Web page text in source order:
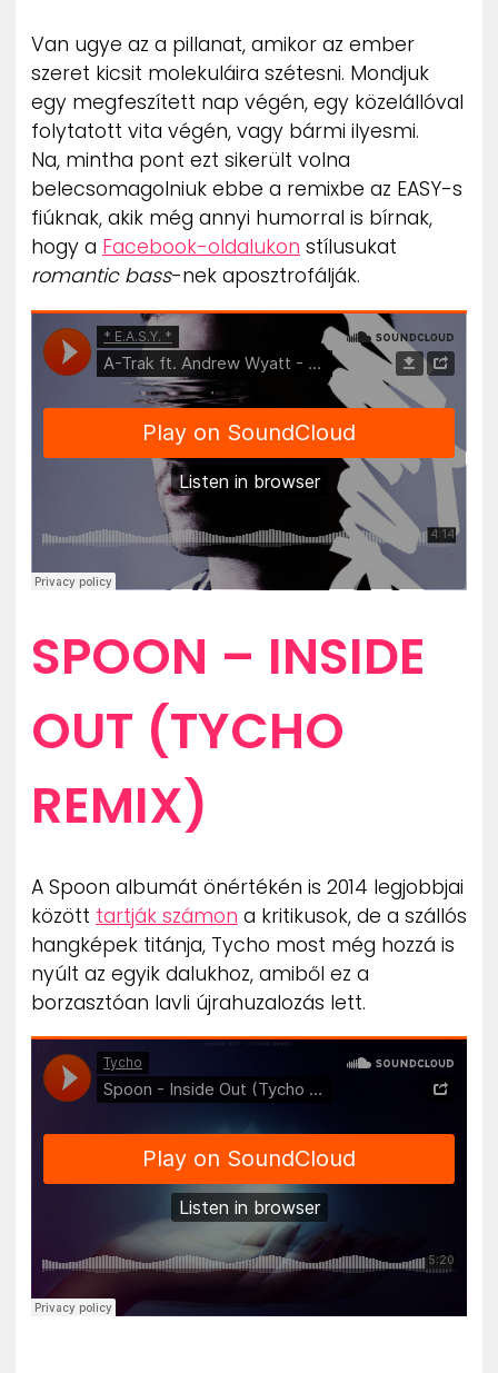
Van ugye az a pillanat, amikor az ember
szeret kicsit molekuláira szétesni. Mondjuk
egy megfeszített nap végén, egy közelállóval
folytatott vita végén, vagy bármi ilyesmi.
Na, mintha pont ezt sikerült volna
belecsomagolniuk ebbe a remixbe az EASY-s
fiúknak, akik még annyi humorral is bírnak,
hogy a Facebook-oldalukon stílusukat
romantic bass-nek aposztrofálják.
SPOON – INSIDE
OUT (TYCHO
REMIX)
A Spoon albumát önértékén is 2014 legjobbjai
között tartják számon a kritikusok, de a szállós
hangképek titánja, Tycho most még hozzá is
nyúlt az egyik dalukhoz, amiből ez a
borzasztóan lavli újrahuzalozás lett.